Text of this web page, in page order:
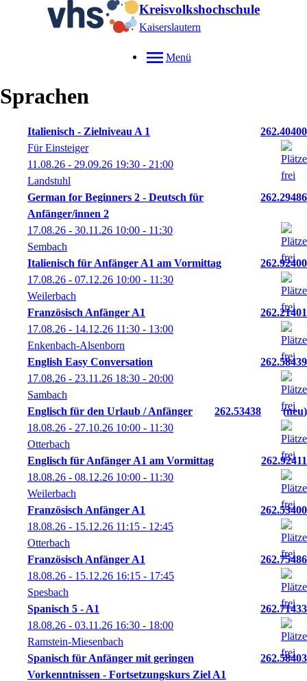
Kreisvolkshochschule
Kaiserslautern
Menü
Sprachen
Italienisch - Zielniveau A 1
262.40400
Für Einsteiger
11.08.26 - 29.09.26 19:30 - 21:00
Landstuhl
German for Beginners 2 - Deutsch für
Anfänger/innen 2
262.29486
17.08.26 - 30.11.26 10:00 - 11:30
Sembach
Italienisch für Anfänger A1 am Vormittag
262.92400
17.08.26 - 07.12.26 10:00 - 11:30
Weilerbach
Französisch Anfänger A1
262.21401
17.08.26 - 14.12.26 11:30 - 13:00
Enkenbach-Alsenborn
English Easy Conversation
262.58439
17.08.26 - 23.11.26 18:30 - 20:00
Sambach
Englisch für den Urlaub / Anfänger
262.53438
neu
18.08.26 - 27.10.26 10:00 - 11:30
Otterbach
Englisch für Anfänger A1 am Vormittag
262.92411
18.08.26 - 08.12.26 10:00 - 11:30
Weilerbach
Französisch Anfänger A1
262.53400
18.08.26 - 15.12.26 11:15 - 12:45
Otterbach
Französisch Anfänger A1
262.75486
18.08.26 - 15.12.26 16:15 - 17:45
Spesbach
Spanisch 5 - A1
262.71433
18.08.26 - 03.11.26 16:30 - 18:00
Ramstein-Miesenbach
Spanisch für Anfänger mit geringen
Vorkenntnissen - Fortsetzungskurs Ziel A1
262.58403